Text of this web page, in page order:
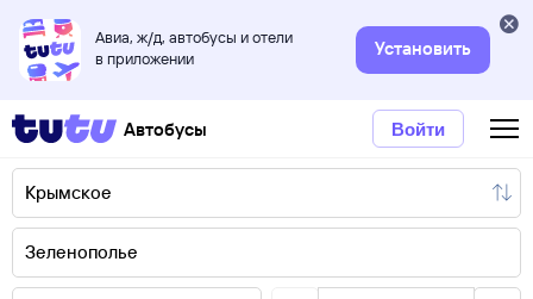
Авиа, ж/д, автобусы и отели
в приложении
Установить
Автобусы Войти